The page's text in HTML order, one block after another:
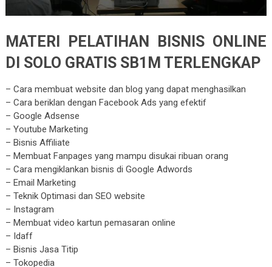
MATERI
PELATIHAN BISNIS ONLINE
DI SOLO GRATIS SB1M TERLENGKAP
– Cara membuat website dan blog yang dapat menghasilkan
– Cara beriklan dengan Facebook Ads yang efektif
– Google Adsense
– Youtube Marketing
– Bisnis Affiliate
– Membuat Fanpages yang mampu disukai ribuan orang
– Cara mengiklankan bisnis di Google Adwords
– Email Marketing
– Teknik Optimasi dan SEO website
– Instagram
– Membuat video kartun pemasaran online
– Idaff
– Bisnis Jasa Titip
– Tokopedia